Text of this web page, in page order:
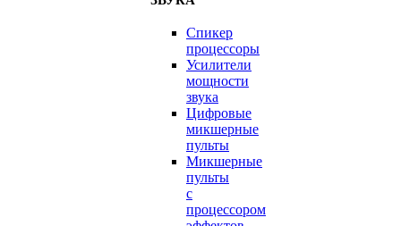
Спикер
процессоры
Усилители
мощности
звука
Цифровые
микшерные
пульты
Микшерные
пульты
с
процессором